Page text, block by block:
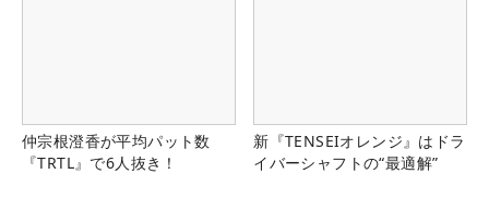
仲宗根澄香が平均パット数
『TRTL』で6人抜き！
新『TENSEIオレンジ』はドラ
イバーシャフトの“最適解”